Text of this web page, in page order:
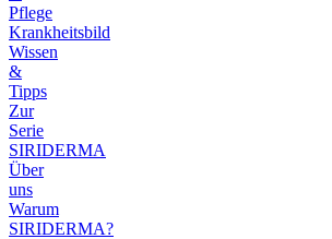
Pflege
Krankheitsbild
Wissen
&
Tipps
Zur
Serie
SIRIDERMA
Über
uns
Warum
SIRIDERMA?